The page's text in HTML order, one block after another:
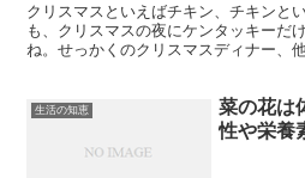
クリスマスといえばチキン、チキンと
も、クリスマスの夜にケンタッキーだ
ね。せっかくのクリスマスディナー、
生活の知恵
菜の花は
性や栄養